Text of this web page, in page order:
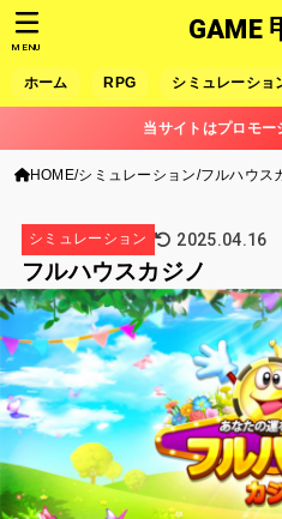
GAME
ホーム RPG シミュレーショ
MENU
当サイトはプロモー
HOME シミュレーション フルハウス
シミュレーション 2025.04.16
フルハウスカジノ